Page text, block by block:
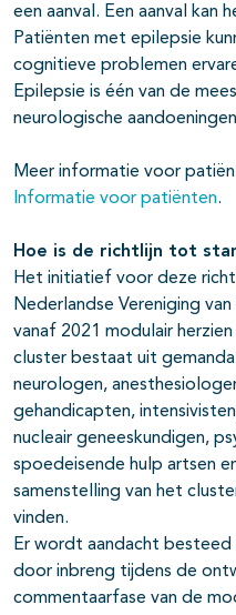
een aanval. Een aanval kan
Patiënten met epilepsie
cognitieve problemen
Epilepsie is één van de
neurologische
Meer informatie voor
Informatie voor patiënten.
Hoe is de richtlijn tot
Het initiatief voor deze
Nederlandse Vereniging
vanaf 2021 modulair
cluster bestaat uit
neurologen,
gehandicapten,
nucleair geneeskundigen,
spoedeisende hulp artsen
samenstelling van het
vinden.
Er wordt aandacht
door inbreng tijdens de
commentaarfase van de